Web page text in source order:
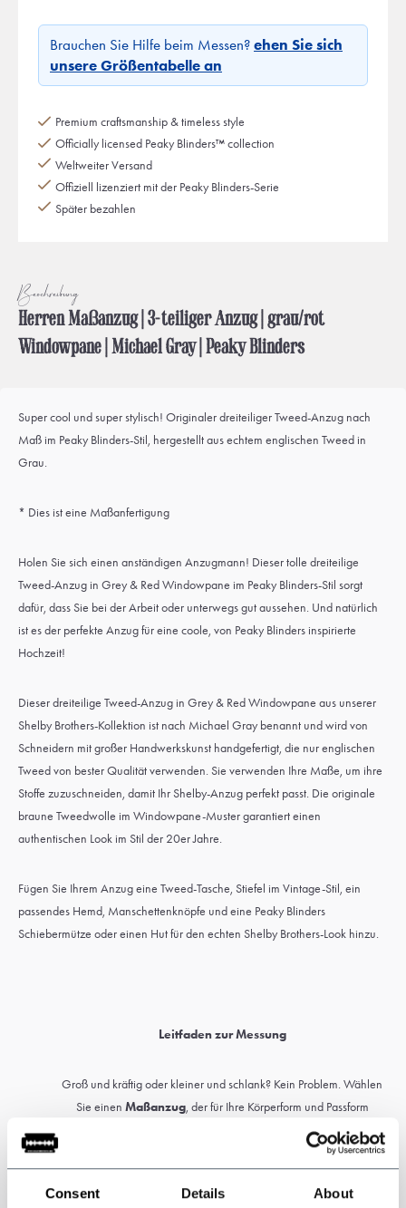
Consent Details About
Brauchen Sie Hilfe beim Messen? ehen Sie sich
unsere Größentabelle an
Premium craftsmanship & timeless style
Officially licensed Peaky Blinders™ collection
Weltweiter Versand
Offiziell lizenziert mit der Peaky Blinders-Serie
Später bezahlen
Beschreibung
Herren Maßanzug | 3-teiliger Anzug | grau/rot
Windowpane | Michael Gray | Peaky Blinders
Super cool und super stylisch! Originaler dreiteiliger Tweed-Anzug nach
Maß im Peaky Blinders-Stil, hergestellt aus echtem englischen Tweed in
Grau.
* Dies ist eine Maßanfertigung
Holen Sie sich einen anständigen Anzugmann! Dieser tolle dreiteilige
Tweed-Anzug in Grey & Red Windowpane im Peaky Blinders-Stil sorgt
dafür, dass Sie bei der Arbeit oder unterwegs gut aussehen. Und natürlich
ist es der perfekte Anzug für eine coole, von Peaky Blinders inspirierte
Hochzeit!
Dieser dreiteilige Tweed-Anzug in Grey & Red Windowpane aus unserer
Shelby Brothers-Kollektion ist nach Michael Gray benannt und wird von
Schneidern mit großer Handwerkskunst handgefertigt, die nur englischen
Tweed von bester Qualität verwenden. Sie verwenden Ihre Maße, um ihre
Stoffe zuzuschneiden, damit Ihr Shelby-Anzug perfekt passt. Die originale
braune Tweedwolle im Windowpane-Muster garantiert einen
authentischen Look im Stil der 20er Jahre.
Fügen Sie Ihrem Anzug eine Tweed-Tasche, Stiefel im Vintage-Stil, ein
passendes Hemd, Manschettenknöpfe und eine Peaky Blinders
Schiebermütze oder einen Hut für den echten Shelby Brothers-Look hinzu.
Leitfaden zur Messung
Groß und kräftig oder kleiner und schlank? Kein Problem. Wählen
Sie einen Maßanzug, der für Ihre Körperform und Passform
um Ihre Körpermaße korrekt zu nehmen. Bitte geben Sie alle Maße